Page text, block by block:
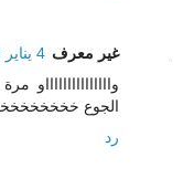
غير معرف 4 يناير 2013 في 9:09 م
الجوع
رد